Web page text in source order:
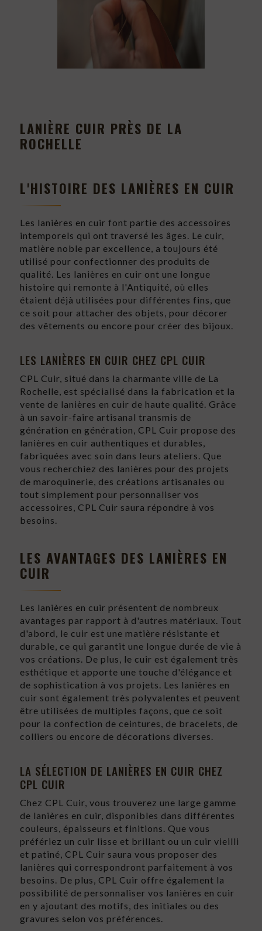
LANIÈRE CUIR PRÈS DE LA
ROCHELLE
L'HISTOIRE DES LANIÈRES EN CUIR
Les lanières en cuir font partie des accessoires
intemporels qui ont traversé les âges. Le cuir,
matière noble par excellence, a toujours été
utilisé pour confectionner des produits de
qualité. Les lanières en cuir ont une longue
histoire qui remonte à l'Antiquité, où elles
étaient déjà utilisées pour différentes fins, que
ce soit pour attacher des objets, pour décorer
des vêtements ou encore pour créer des bijoux.
LES LANIÈRES EN CUIR CHEZ CPL CUIR
CPL Cuir, situé dans la charmante ville de La
Rochelle, est spécialisé dans la fabrication et la
vente de lanières en cuir de haute qualité. Grâce
à un savoir-faire artisanal transmis de
génération en génération, CPL Cuir propose des
lanières en cuir authentiques et durables,
fabriquées avec soin dans leurs ateliers. Que
vous recherchiez des lanières pour des projets
de maroquinerie, des créations artisanales ou
tout simplement pour personnaliser vos
accessoires, CPL Cuir saura répondre à vos
besoins.
LES AVANTAGES DES LANIÈRES EN
CUIR
Les lanières en cuir présentent de nombreux
avantages par rapport à d'autres matériaux. Tout
d'abord, le cuir est une matière résistante et
durable, ce qui garantit une longue durée de vie à
vos créations. De plus, le cuir est également très
esthétique et apporte une touche d'élégance et
de sophistication à vos projets. Les lanières en
cuir sont également très polyvalentes et peuvent
être utilisées de multiples façons, que ce soit
pour la confection de ceintures, de bracelets, de
colliers ou encore de décorations diverses.
LA SÉLECTION DE LANIÈRES EN CUIR CHEZ
CPL CUIR
Chez CPL Cuir, vous trouverez une large gamme
de lanières en cuir, disponibles dans différentes
couleurs, épaisseurs et finitions. Que vous
préfériez un cuir lisse et brillant ou un cuir vieilli
et patiné, CPL Cuir saura vous proposer des
lanières qui correspondront parfaitement à vos
besoins. De plus, CPL Cuir offre également la
possibilité de personnaliser vos lanières en cuir
en y ajoutant des motifs, des initiales ou des
gravures selon vos préférences.